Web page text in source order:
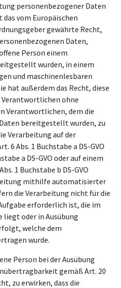
personenbezogener Daten
vom Europäischen
gewährte Recht,
Daten,
Person einem
wurden, in einem
und maschinenlesbaren
hat außerdem das Recht, diese
Verantwortlichen ohne
Verantwortlichen, dem die
bereitgestellt wurden, zu
Verarbeitung auf der
6 Abs. 1 Buchstabe a DS-GVO
a DS-GVO oder auf einem
1 Buchstabe b DS-GVO
mithilfe automatisierter
die Verarbeitung nicht für die
erforderlich ist, die im
oder in Ausübung
welche dem
wurde.
Person bei der Ausübung
gemäß Art. 20
zu erwirken, dass die